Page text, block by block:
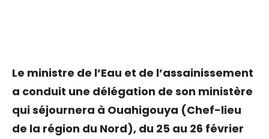
Le ministre de l’Eau et de l’assainissement
a conduit une délégation de son ministère
qui séjournera à Ouahigouya (Chef-lieu
de la région du Nord), du 25 au 26 février